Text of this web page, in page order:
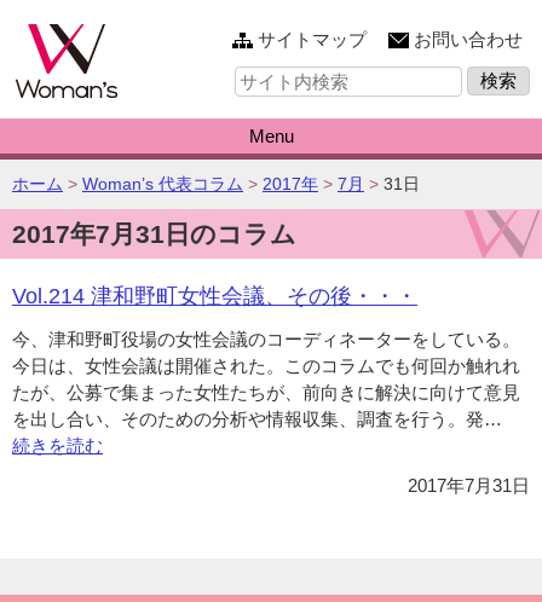
このページの本文へ
サイトマップ
お問い合わせ
サ
イ
内
検
索:
Menu
こ
の
ペ
ー
ジ
の
位
置:
ホーム > Woman’s 代表コラム > 2017年 > 7月 > 31日
2017年7月31日のコラム
Vol.214 津和野町女性会議、その後・・・
今、津和野町役場の女性会議のコーディネーターをしている。
今日は、女性会議は開催された。このコラムでも何回か触れれ
たが、公募で集まった女性たちが、前向きに解決に向けて意見
を出し合い、そのための分析や情報収集、調査を行う。発…
野
続きを読む
2017年7月31日